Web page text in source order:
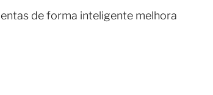
de forma inteligente melhora